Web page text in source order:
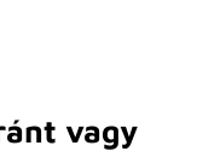
vagy